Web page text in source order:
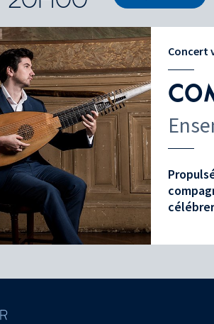
Concert